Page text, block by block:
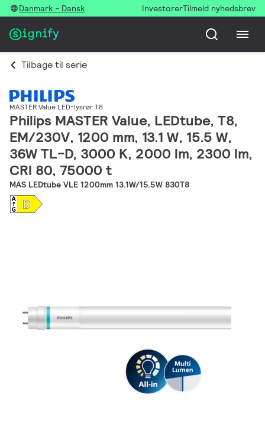
Danmark - Dansk InvestorerTilmeld nyhedsbrev
Tilbage til serie
MASTER Value LED-lysrør T8
Philips MASTER Value, LEDtube, T8,
EM/230V, 1200 mm, 13.1 W, 15.5 W,
36W TL-D, 3000 K, 2000 lm, 2300 lm,
CRI 80, 75000 t
MAS LEDtube VLE 1200mm 13.1W/15.5W 830T8